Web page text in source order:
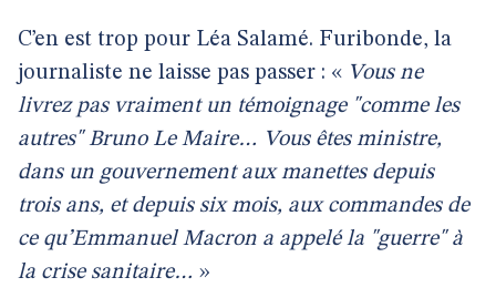
C’en est trop pour Léa Salamé. Furibonde, la
journaliste ne laisse pas passer : « Vous ne
livrez pas vraiment un témoignage "comme les
autres" Bruno Le Maire… Vous êtes ministre,
dans un gouvernement aux manettes depuis
trois ans, et depuis six mois, aux commandes de
ce qu’Emmanuel Macron a appelé la "guerre" à
la crise sanitaire… »